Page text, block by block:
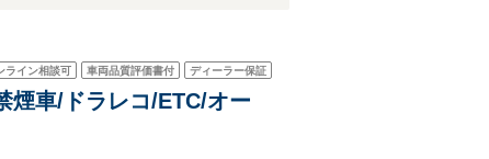
ライン相談可 車両品質評価書付 ディーラー保証
煙車/ドラレコ/ETC/オー